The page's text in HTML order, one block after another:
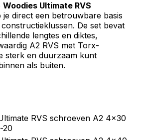
Woodies Ultimate RVS
je direct een betrouwbare basis
De set bevat
lengtes en diktes,
A2 RVS met Torx-
sterk en duurzaam kunt
als buiten.
RVS schroeven A2 4x30
20